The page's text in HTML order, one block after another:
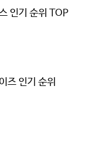
인기 순위 TOP
즈 인기 순위